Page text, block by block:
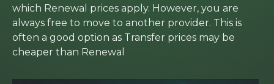
which Renewal prices apply. However, you are
always free to move to another provider. This is
often a good option as Transfer prices may be
cheaper than Renewal